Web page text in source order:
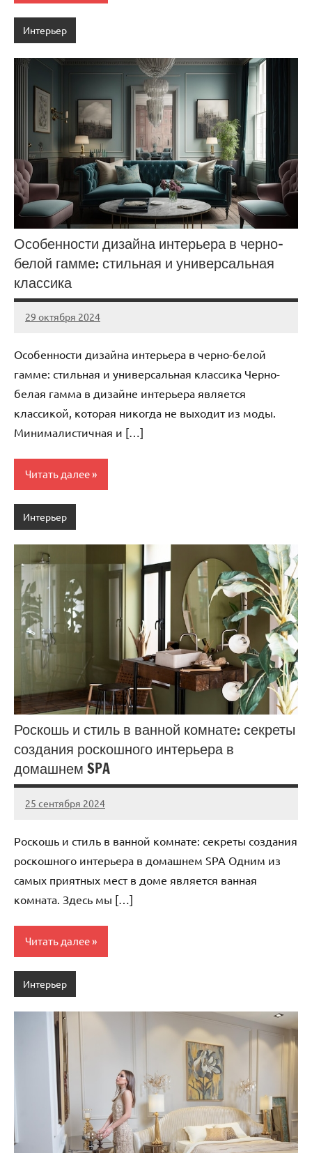
Интерьер
Особенности дизайна интерьера в черно-
белой гамме: стильная и универсальная
классика
29 октября 2024
gorod_stroi_
Нет
Особенности дизайна интерьера в черно-белой
гамме: стильная и универсальная классика Черно-
белая гамма в дизайне интерьера является
классикой, которая никогда не выходит из моды.
Минималистичная и […]
Читать далее
Интерьер
Роскошь и стиль в ванной комнате: секреты
создания роскошного интерьера в
домашнем SPA
25 сентября 2024
gorod_stroi_
Нет
Роскошь и стиль в ванной комнате: секреты создания
роскошного интерьера в домашнем SPA Одним из
самых приятных мест в доме является ванная
комната. Здесь мы […]
Читать далее
Интерьер